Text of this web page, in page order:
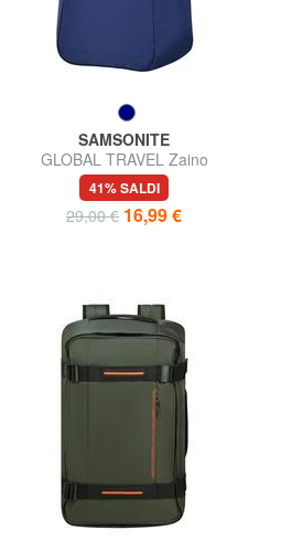
SAMSONITE
GLOBAL TRAVEL Zaino
ripiegabile
41% SALDI
29,00 € 16,99 €